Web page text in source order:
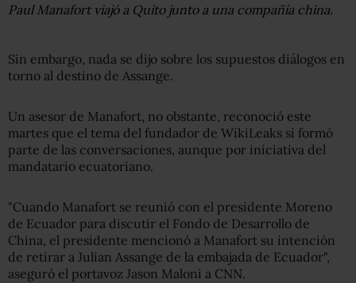
Paul Manafort viajó a Quito junto a una compañía china.
Sin embargo, nada se dijo sobre los supuestos diálogos en
torno al destino de Assange.
Un asesor de Manafort, no obstante, reconoció este
martes que el tema del fundador de WikiLeaks sí formó
parte de las conversaciones, aunque por iniciativa del
mandatario ecuatoriano.
"Cuando Manafort se reunió con el presidente Moreno
de Ecuador para discutir el Fondo de Desarrollo de
China, el presidente mencionó a Manafort su intención
de retirar a Julian Assange de la embajada de Ecuador",
aseguró el portavoz Jason Maloni a CNN.